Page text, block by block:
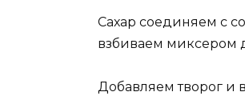
Сахар соединяем с
взбиваем миксером
Добавляем творог и